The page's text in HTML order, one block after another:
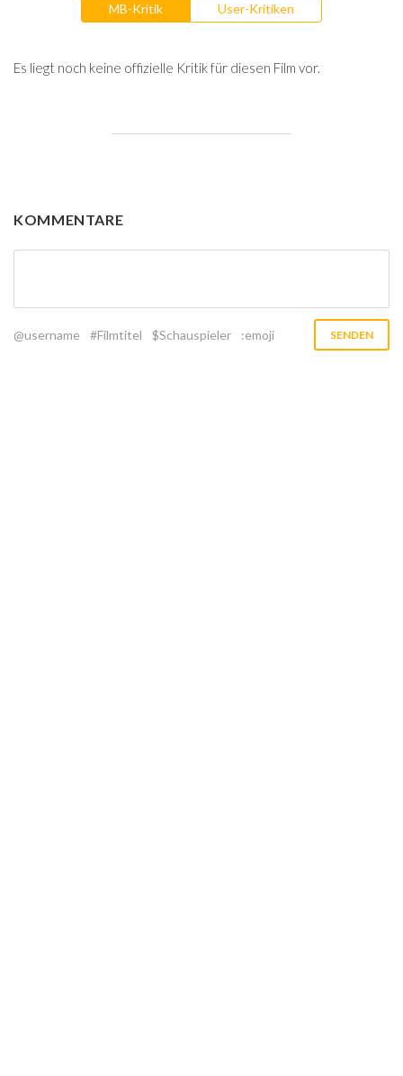
MB-Kritik User-Kritiken
Es liegt noch keine offizielle Kritik für diesen Film vor.
KOMMENTARE
@username #Filmtitel $Schauspieler :emoji